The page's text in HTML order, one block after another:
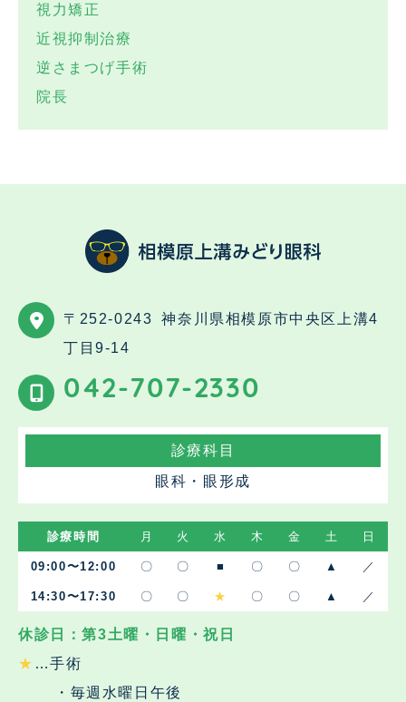
視力矯正
近視抑制治療
逆さまつげ手術
院長
〒252-0243
神奈川県相模原市中央区上溝4
丁目9-14
042-707-2330
診療科目
眼科・眼形成
診療時間 月 火 水 木 金 土 日
09:00〜12:00 〇 〇 ■ 〇 〇 ▲ ／
14:30〜17:30 〇 〇 ★ 〇 〇 ▲ ／
休診日：第3土曜・日曜・祝日
★ …手術
・毎週水曜日午後